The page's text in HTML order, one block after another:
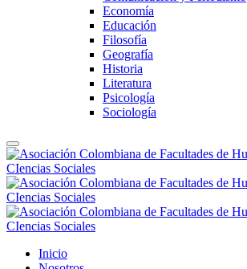
Economía
Educación
Filosofía
Geografía
Historia
Literatura
Psicología
Sociología
Inicio